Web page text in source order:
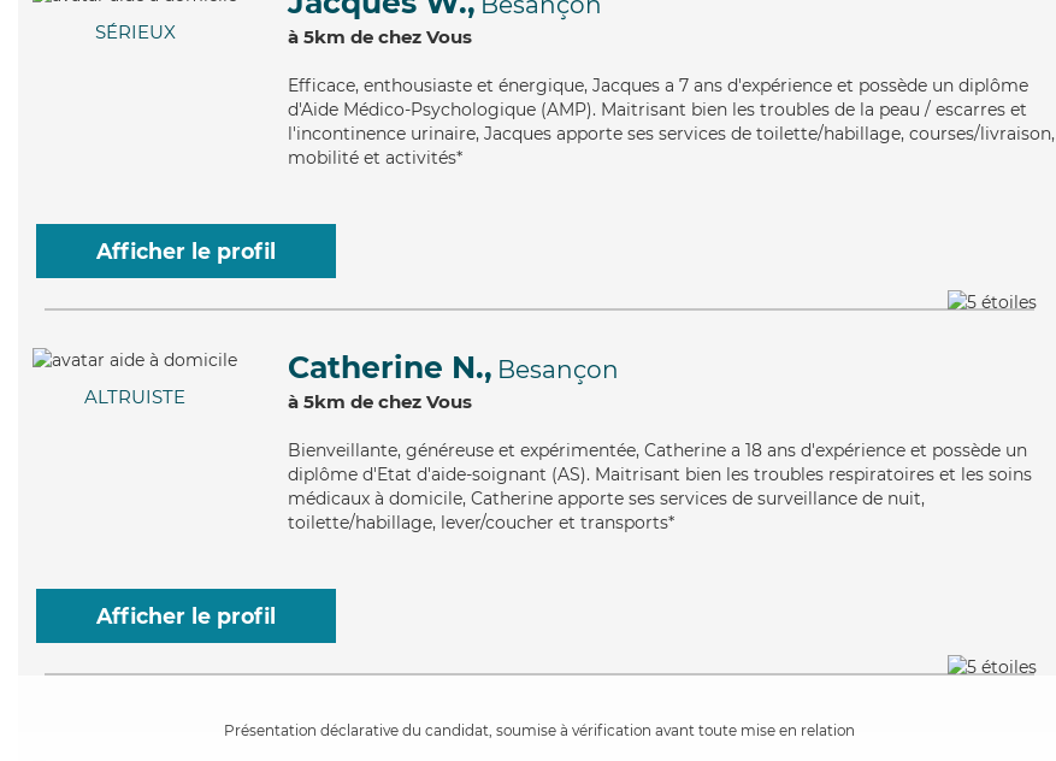
SÉRIEUX à 5km de chez Vous
Efficace, enthousiaste et énergique, Jacques a 7 ans d'expérience et possède un diplôme
d'Aide Médico-Psychologique (AMP). Maitrisant bien les troubles de la peau / escarres et
l'incontinence urinaire, Jacques apporte ses services de toilette/habillage, courses/livraison,
mobilité et activités*
Afficher le profil
ALTRUISTE
Catherine N., Besançon
à 5km de chez Vous
Bienveillante, généreuse et expérimentée, Catherine a 18 ans d'expérience et possède un
diplôme d'Etat d'aide-soignant (AS). Maitrisant bien les troubles respiratoires et les soins
médicaux à domicile, Catherine apporte ses services de surveillance de nuit,
toilette/habillage, lever/coucher et transports*
Afficher le profil
Présentation déclarative du candidat, soumise à vérification avant toute mise en relation